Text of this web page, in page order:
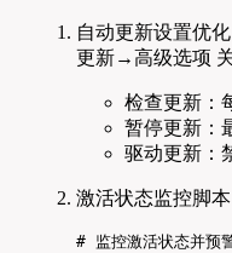
自动更新设置优
更新→高级选项
检查更新：
暂停更新：
驱动更新：
激活状态监控脚本
# 监控激活状态并预